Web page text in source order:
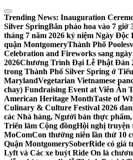
Skip
to
content
Trending News: Inauguration
Silver SpringBắn pháo hoa vào 7 giờ
tháng 7 năm 2026 kỷ niệm Ngày Độc
quận MontgomeryThành Phố
Celebration and Fireworks sang
2026Chương Trình Đại Lễ Phật Đản
trong Thành Phố Silver Spring ở
MarylandVegetarian Vietnamese
chay) Fundraising Event at Viên Ân
American Heritage MonthTaste of
Culinary & Culture Festival 2026
các Nhà hàng, Người bán thực
Triển lãm Cộng đồngHội nghị truyện
MoComCon thường niên lần thứ 10
Quận MontgomerySoberRide có giá
Lyft và Các xe buýt Ride On là